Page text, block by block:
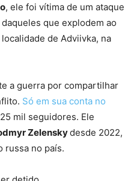
, ele foi vítima de um ataque
que explodem ao
de Adviivka, na
a guerra por compartilhar
Só em sua conta no
mil seguidores. Ele
Zelenskydesde 2022,
russa no país.